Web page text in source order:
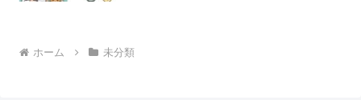
ホーム 未分類